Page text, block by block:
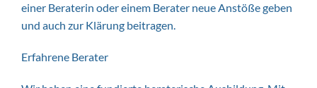
einer Beraterin oder einem Berater neue Anstöße geben
und auch zur Klärung beitragen.
Erfahrene Berater